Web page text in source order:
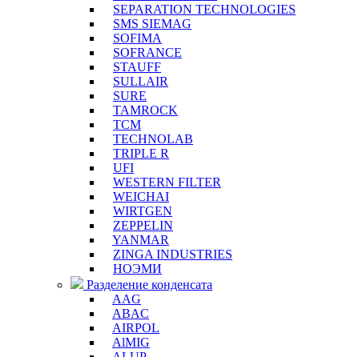
SEPARATION TECHNOLOGIES
SMS SIEMAG
SOFIMA
SOFRANCE
STAUFF
SULLAIR
SURE
TAMROCK
TCM
TECHNOLAB
TRIPLE R
UFI
WESTERN FILTER
WEICHAI
WIRTGEN
ZEPPELIN
YANMAR
ZINGA INDUSTRIES
НОЭМИ
Разделение конденсата
AAG
ABAC
AIRPOL
AlMIG